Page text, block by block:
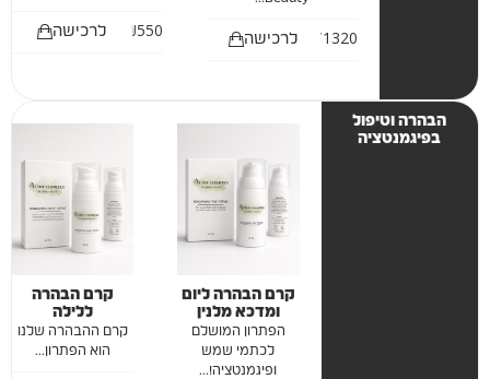
₪1320 לרכישה ₪550 לרכישה
הבהרה וטיפול
בפיגמנטציה
קרם הבהרה ליום
ומדכא מלנין
הפתרון המושלם
לכתמי שמש
ופיגמנטציה!...
קרם הבהרה
ללילה
קרם ההבהרה שלנו
הוא הפתרון...